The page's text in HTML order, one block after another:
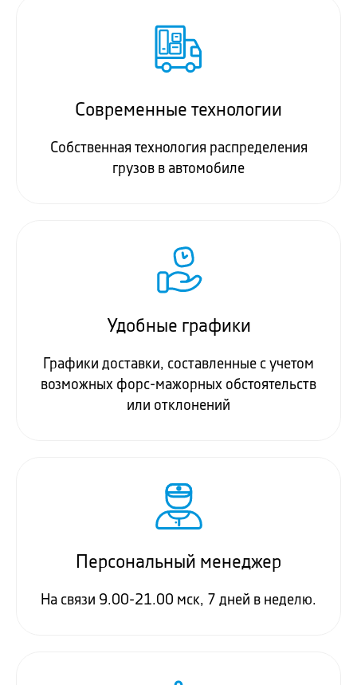
Современные технологии
Собственная технология распределения
грузов в автомобиле
Удобные графики
Графики доставки, составленные с учетом
возможных форс-мажорных обстоятельств
или отклонений
Персональный менеджер
На связи 9.00-21.00 мск, 7 дней в неделю.